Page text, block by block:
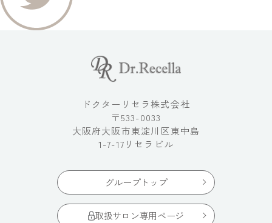
ドクターリセラ株式会社
〒533-0033
大阪府大阪市東淀川区東中島
1-7-17リセラビル
グループトップ
取扱サロン専用ページ